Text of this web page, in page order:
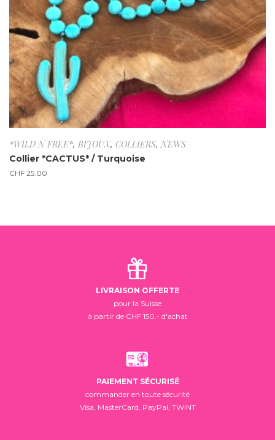
*WILD N FREE*, BIJOUX, COLLIERS,NEWS
Collier *CACTUS* / Turquoise
CHF 25.00
LIVRAISON OFFERTE
pour la Suisse
à partir de CHF 150.- d'achat
PAIEMENT SÉCURISÉ
commander en toute sécurité
Visa, MasterCard, PayPal, TWINT